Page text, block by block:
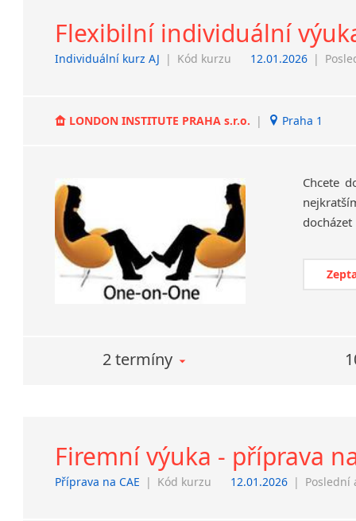
Flexibilní individuální
Individuální kurz AJ | Kód kurzu 12.01.2026 |
LONDON INSTITUTE PRAHA s.r.o. | Praha 1
Chcete
2 termíny
Firemní výuka - příprava
Příprava na CAE | Kód kurzu 12.01.2026 | Poslední